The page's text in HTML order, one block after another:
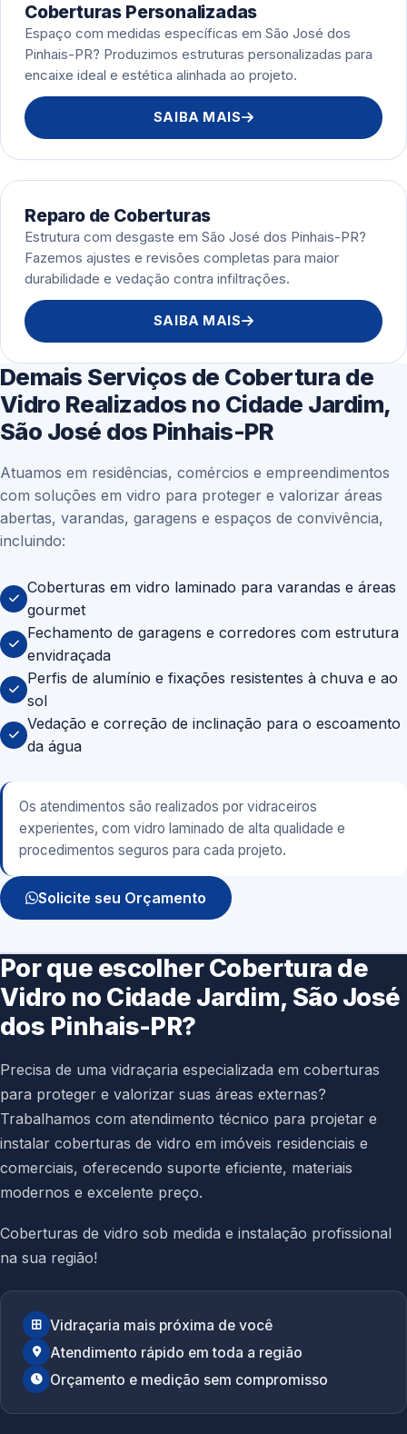
Coberturas Personalizadas
Espaço com medidas específicas em São José dos
Pinhais-PR? Produzimos estruturas personalizadas para
encaixe ideal e estética alinhada ao projeto.
SAIBA MAIS
Reparo de Coberturas
Estrutura com desgaste em São José dos Pinhais-PR?
Fazemos ajustes e revisões completas para maior
durabilidade e vedação contra infiltrações.
SAIBA MAIS
Demais Serviços de Cobertura de
Vidro Realizados no Cidade Jardim,
São José dos Pinhais-PR
Atuamos em residências, comércios e empreendimentos
com soluções em vidro para proteger e valorizar áreas
abertas, varandas, garagens e espaços de convivência,
incluindo:
Coberturas em vidro laminado para varandas e áreas
gourmet
Fechamento de garagens e corredores com estrutura
envidraçada
Perfis de alumínio e fixações resistentes à chuva e ao
sol
Vedação e correção de inclinação para o escoamento
da água
Os atendimentos são realizados por vidraceiros
experientes, com vidro laminado de alta qualidade e
procedimentos seguros para cada projeto.
Solicite seu Orçamento
Por que escolher Cobertura de
Vidro no Cidade Jardim, São José
dos Pinhais-PR?
Precisa de uma vidraçaria especializada em coberturas
para proteger e valorizar suas áreas externas?
Trabalhamos com atendimento técnico para projetar e
instalar coberturas de vidro em imóveis residenciais e
comerciais, oferecendo suporte eficiente, materiais
modernos e excelente preço.
Coberturas de vidro sob medida e instalação profissional
na sua região!
Vidraçaria mais próxima de você
Atendimento rápido em toda a região
Orçamento e medição sem compromisso